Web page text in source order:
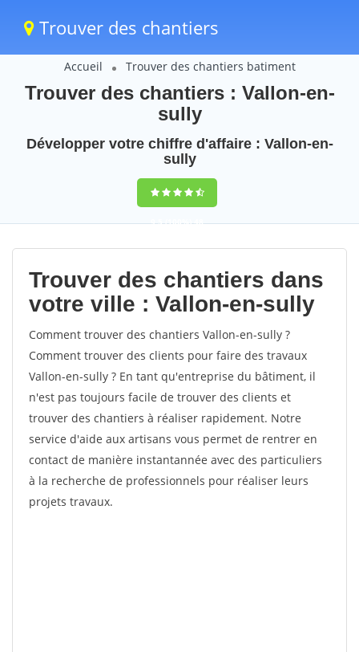
Trouver des chantiers
Accueil Trouver des chantiers batiment
Trouver des chantiers : Vallon-en-
sully
Développer votre chiffre d'affaire : Vallon-en-
sully
9,5(100%)48
votes
Trouver des chantiers dans
votre ville : Vallon-en-sully
Comment trouver des chantiers Vallon-en-sully ?
Comment trouver des clients pour faire des travaux
Vallon-en-sully ? En tant qu'entreprise du bâtiment, il
n'est pas toujours facile de trouver des clients et
trouver des chantiers à réaliser rapidement. Notre
service d'aide aux artisans vous permet de rentrer en
contact de manière instantannée avec des particuliers
à la recherche de professionnels pour réaliser leurs
projets travaux.